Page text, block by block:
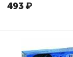
493₽